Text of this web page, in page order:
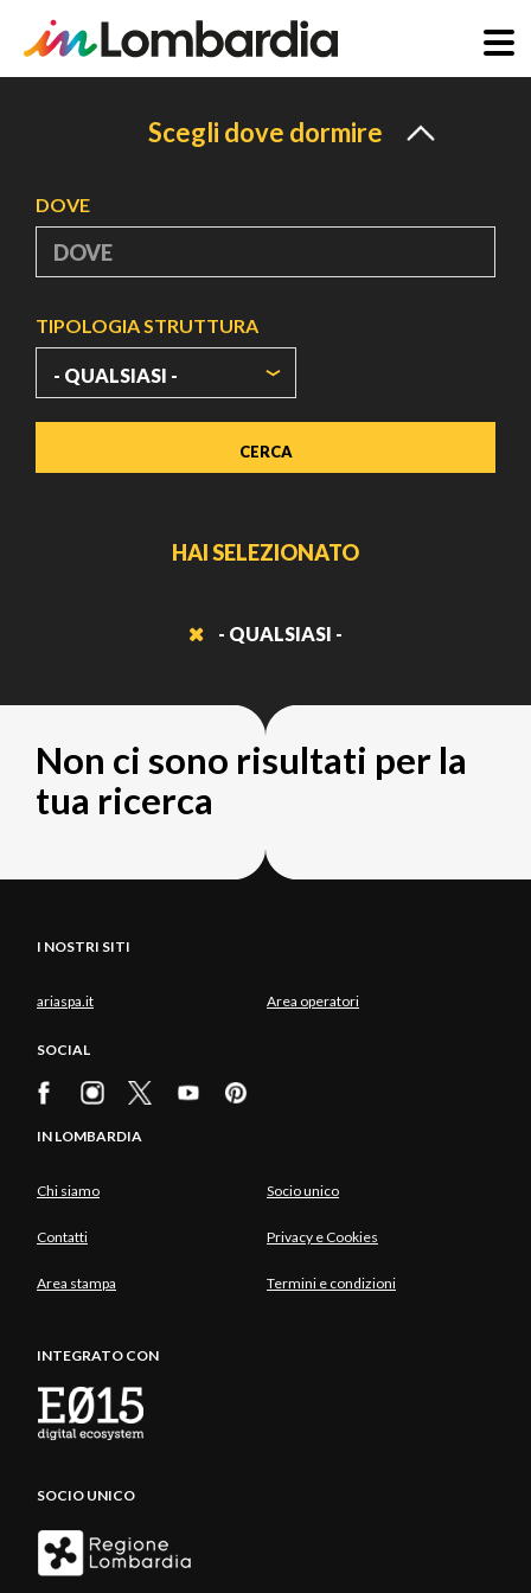
Scegli dove dormire
DOVE
TIPOLOGIA STRUTTURA
HAI SELEZIONATO
- QUALSIASI -
Non ci sono risultati per la
tua ricerca
I NOSTRI SITI
ariaspa.it Area operatori
SOCIAL
IN LOMBARDIA
Chi siamo Socio unico
Contatti Privacy e Cookies
Area stampa Termini e condizioni
INTEGRATO CON
SOCIO UNICO